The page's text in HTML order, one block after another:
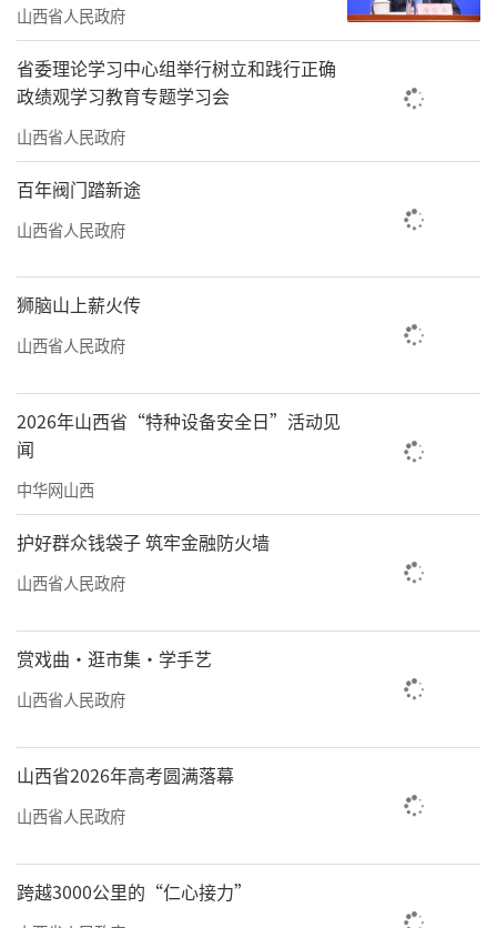
山西省人民政府
省委理论学习中心组举行树立和践行正确
政绩观学习教育专题学习会
山西省人民政府
百年阀门踏新途
山西省人民政府
狮脑山上薪火传
山西省人民政府
2026年山西省“特种设备安全日”活动见
闻
中华网山西
护好群众钱袋子 筑牢金融防火墙
山西省人民政府
赏戏曲·逛市集·学手艺
山西省人民政府
山西省2026年高考圆满落幕
山西省人民政府
跨越3000公里的“仁心接力”